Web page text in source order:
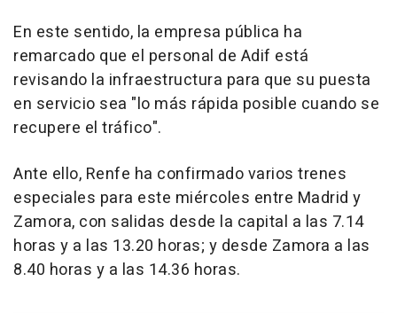
En este sentido, la empresa pública ha
remarcado que el personal de Adif está
revisando la infraestructura para que su puesta
en servicio sea "lo más rápida posible cuando se
recupere el tráfico".
Ante ello, Renfe ha confirmado varios trenes
especiales para este miércoles entre Madrid y
Zamora, con salidas desde la capital a las 7.14
horas y a las 13.20 horas; y desde Zamora a las
8.40 horas y a las 14.36 horas.